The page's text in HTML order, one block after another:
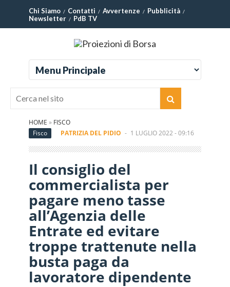
Chi Siamo Contatti Avvertenze
Pubblicità
Newsletter
PdB TV
HOME » FISCO
Fisco
PATRIZIA DEL PIDIO - 1 LUGLIO 2022 - 09:16
Il consiglio del
commercialista per
pagare meno tasse
all’Agenzia delle
Entrate ed evitare
troppe trattenute nella
busta paga da
lavoratore dipendente